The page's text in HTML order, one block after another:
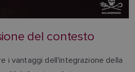
del contesto
i vantaggi dell'integrazione della